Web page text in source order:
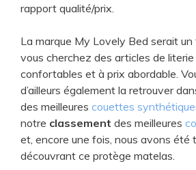
rapport qualité/prix.
La marque My Lovely Bed serait un
vous cherchez des articles de literie
confortables et à prix abordable.
d’ailleurs également la retrouver
des meilleures couettes
notre classement des meilleures
et, encore une fois, nous avons été
découvrant ce protège matelas.